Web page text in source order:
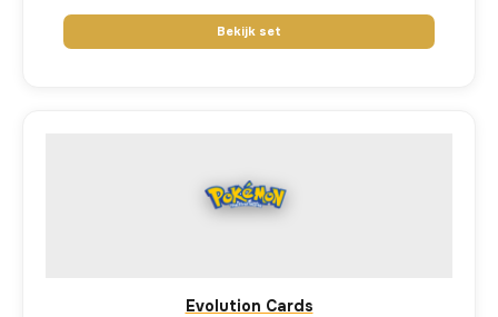
Bekijk set
Evolution Cards